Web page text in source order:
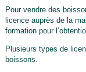
Pour vendre des
licence auprès de la
formation pour
Plusieurs types de
boissons.